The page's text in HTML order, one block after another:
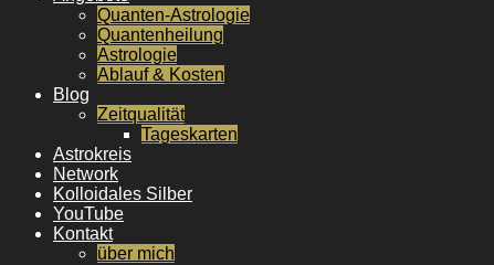
Quanten-Astrologie
Quantenheilung
Astrologie
Ablauf & Kosten
Blog
Zeitqualität
Tageskarten
Astrokreis
Network
Kolloidales Silber
YouTube
Kontakt
über mich